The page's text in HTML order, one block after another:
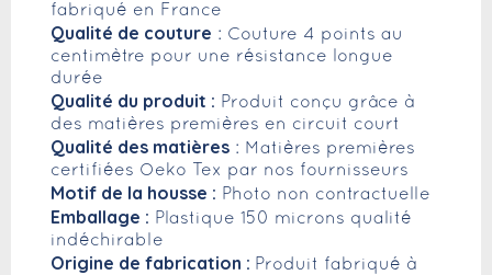
fabriqué en France
Qualité de couture : Couture 4 points au
centimètre pour une résistance longue
durée
Qualité du produit : Produit conçu grâce à
des matières premières en circuit court
Qualité des matières : Matières premières
certifiées Oeko Tex par nos fournisseurs
Motif de la housse : Photo non contractuelle
Emballage : Plastique 150 microns qualité
indéchirable
Origine de fabrication : Produit fabriqué à